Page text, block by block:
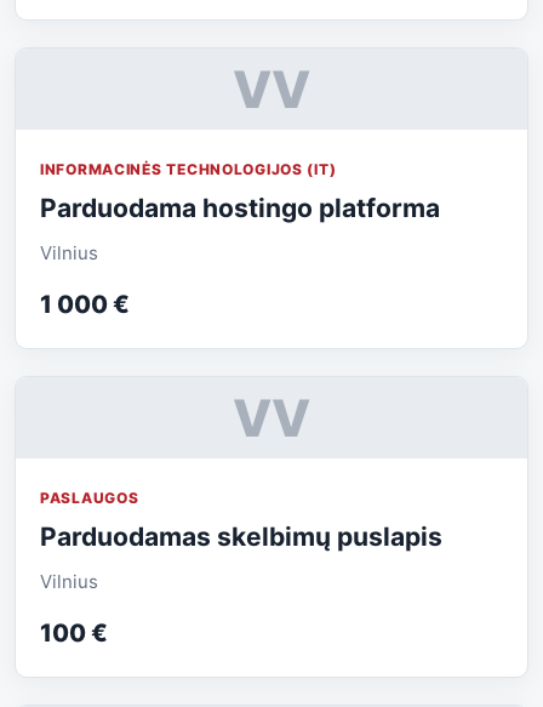
VV
INFORMACINĖS TECHNOLOGIJOS (IT)
Parduodama hostingo platforma
Vilnius
1 000 €
VV
PASLAUGOS
Parduodamas skelbimų puslapis
Vilnius
100 €